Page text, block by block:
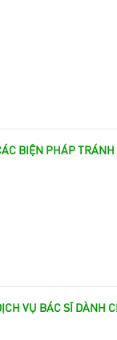
BIỆN PHÁP
VỤ BÁC SĨ DÀNH